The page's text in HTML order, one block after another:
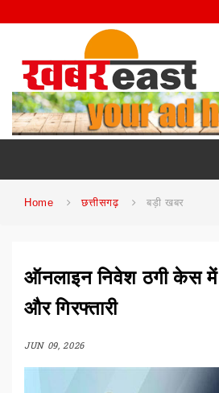
Home छत्तीसगढ़ बड़ी खबर
ऑनलाइन निवेश ठगी केस में
और गिरफ्तारी
JUN 09, 2026